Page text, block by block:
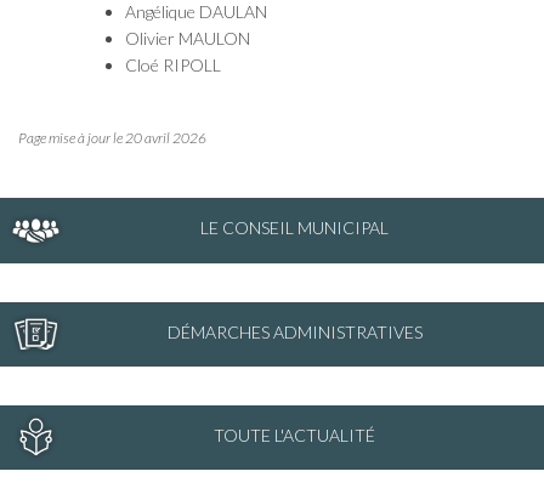
Angélique DAULAN
Olivier MAULON
Cloé RIPOLL
Page mise à jour le 20 avril 2026
LE CONSEIL MUNICIPAL
DÉMARCHES ADMINISTRATIVES
TOUTE L'ACTUALITÉ